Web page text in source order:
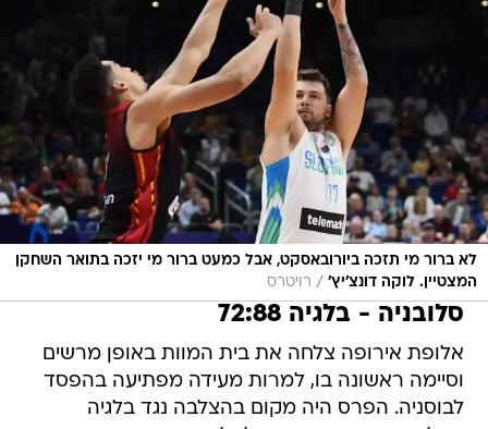
לא ברור מי תזכה ביורובאסקט, אבל כמעט ברור מי יזכה בתואר השחקן
המצטיין. לוקה דונצ'יץ' / רויטרס
סלובניה - בלגיה 72:88
אלופת אירופה צלחה את בית המוות באופן מרשים
וסיימה ראשונה בו, למרות מעידה מפתיעה בהפסד
לבוסניה. הפרס היה מקום בהצלבה נגד בלגיה